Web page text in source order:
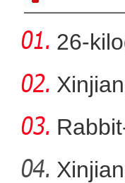
26-
win